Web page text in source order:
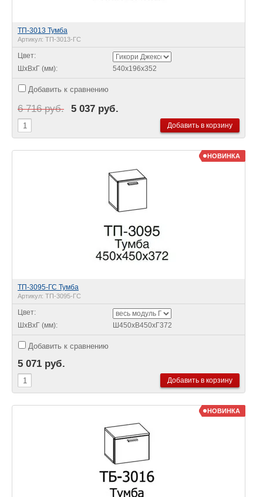
ТП-3013 Тумба
Артикул: ТП-3013-ГС
Цвет:
ШхВхГ (мм):
540х196х352
Добавить к сравнению
6 716 руб. 5 037 руб.
НОВИНКА
ТП-3095-ГС Тумба
Артикул: ТП-3095-ГС
Цвет:
ШхВхГ (мм):
Ш450хВ450хГ372
Добавить к сравнению
5 071 руб.
НОВИНКА